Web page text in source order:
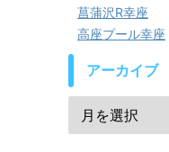
菖蒲沢R幸座
高座プール幸座
アーカイブ